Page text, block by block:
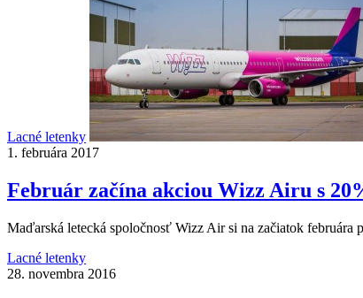
Lacné letenky
1. februára 2017
Február začína akciou Wizz Airu s
Maďarská letecká spoločnosť Wizz Air si na začiatok
Lacné letenky
28. novembra 2016